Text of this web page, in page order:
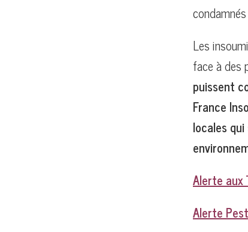
Les
face à des
puissent
France
locales
Alerte aux
Alerte